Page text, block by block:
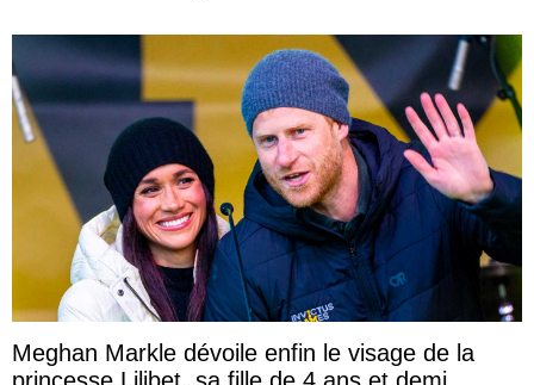
Meghan Markle dévoile enfin le visage de la